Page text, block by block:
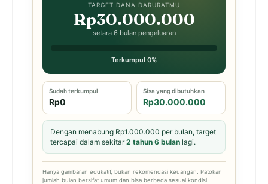
TARGET DANA DARURATMU
Rp30.000.000
setara 6 bulan pengeluaran
Terkumpul 0%
Sudah terkumpul
Rp0
Sisa yang dibutuhkan
Rp30.000.000
Dengan menabung Rp1.000.000 per bulan, target
tercapai dalam sekitar2 tahun 6 bulan lagi.
Hanya gambaran edukatif, bukan rekomendasi keuangan. Patokan
jumlah bulan bersifat umum dan bisa berbeda sesuai kondisi